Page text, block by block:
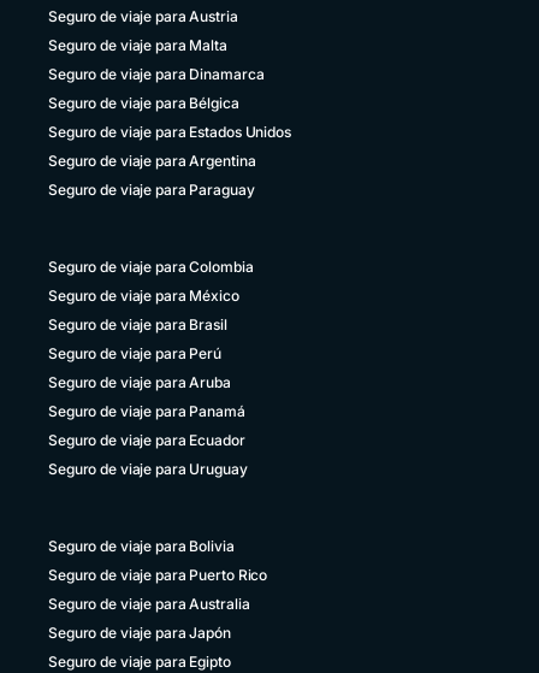
Seguro de viaje para Austria
Seguro de viaje para Malta
Seguro de viaje para Dinamarca
Seguro de viaje para Bélgica
Seguro de viaje para Estados Unidos
Seguro de viaje para Argentina
Seguro de viaje para Paraguay
Seguro de viaje para Colombia
Seguro de viaje para México
Seguro de viaje para Brasil
Seguro de viaje para Perú
Seguro de viaje para Aruba
Seguro de viaje para Panamá
Seguro de viaje para Ecuador
Seguro de viaje para Uruguay
Seguro de viaje para Bolivia
Seguro de viaje para Puerto Rico
Seguro de viaje para Australia
Seguro de viaje para Japón
Seguro de viaje para Egipto